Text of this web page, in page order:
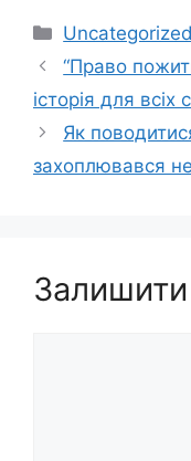
Категорії
Uncategorized
“Право
історія для всіх
Як
захоплювався